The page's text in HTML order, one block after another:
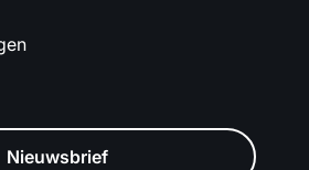
Nieuwsbrief